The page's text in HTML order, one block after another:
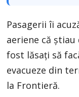
Pasagerii îi
aeriene că
fost lăsați să
evacueze din
la Frontieră.